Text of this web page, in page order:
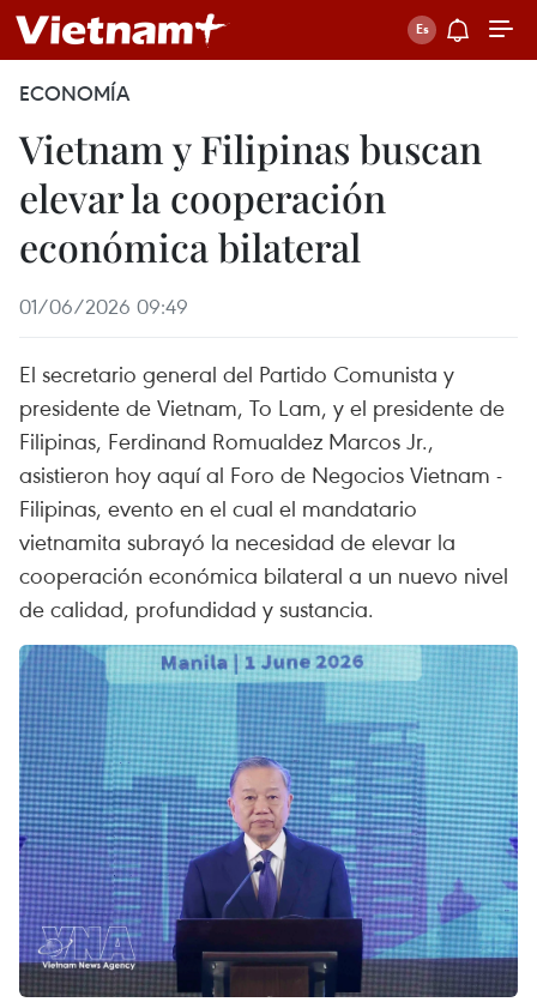
ECONOMÍA
Vietnam y Filipinas buscan
elevar la cooperación
económica bilateral
01/06/2026 09:49
El secretario general del Partido Comunista y
presidente de Vietnam, To Lam, y el presidente de
Filipinas, Ferdinand Romualdez Marcos Jr.,
asistieron hoy aquí al Foro de Negocios Vietnam -
Filipinas, evento en el cual el mandatario
vietnamita subrayó la necesidad de elevar la
cooperación económica bilateral a un nuevo nivel
de calidad, profundidad y sustancia.